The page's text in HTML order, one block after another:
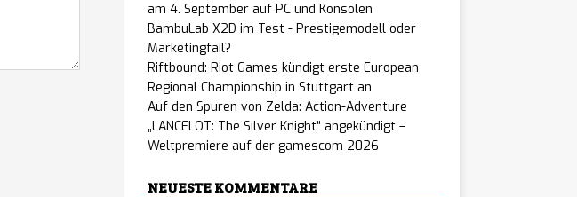
am 4. September auf PC und Konsolen
BambuLab X2D im Test - Prestigemodell oder
Marketingfail?
Riftbound: Riot Games kündigt erste European
Regional Championship in Stuttgart an
Auf den Spuren von Zelda: Action-Adventure
„LANCELOT: The Silver Knight“ angekündigt –
Weltpremiere auf der gamescom 2026
NEUESTE KOMMENTARE